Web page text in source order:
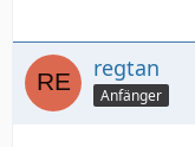
regtan
Anfänger